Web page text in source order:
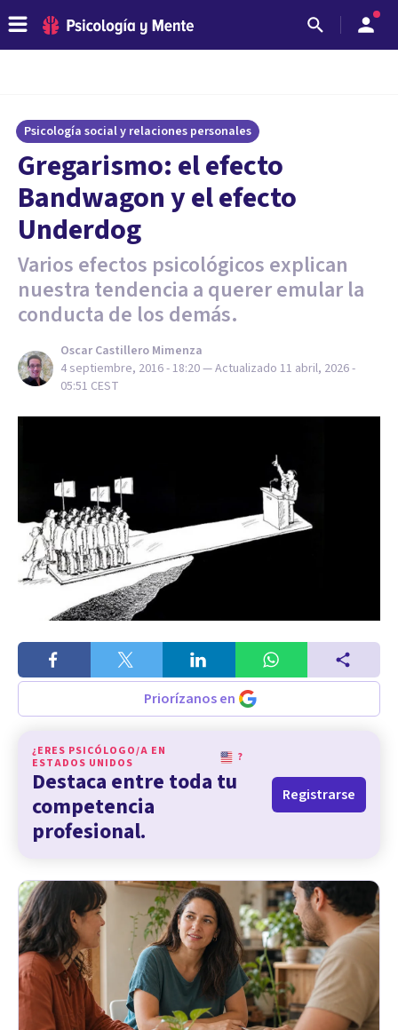
Psicología social y relaciones personales
Gregarismo: ​el efecto
Bandwagon y el efecto
Underdog
Varios efectos psicológicos explican
nuestra tendencia a querer emular la
conducta de los demás.
Oscar Castillero Mimenza
4 septiembre, 2016 - 18:20— Actualizado 11 abril, 2026 -
05:51 CEST
Priorízanos en
¿ERES PSICÓLOGO/A EN
ESTADOS UNIDOS
?
Destaca entre toda tu
competencia
profesional.
Registrarse